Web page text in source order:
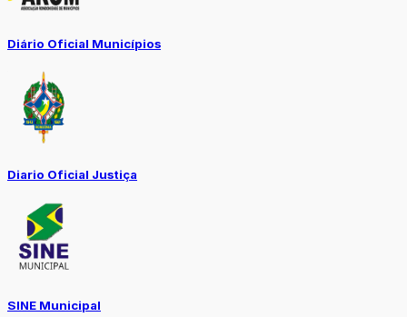
Diário Oficial Municípios
Diario Oficial Justiça
SINE Municipal